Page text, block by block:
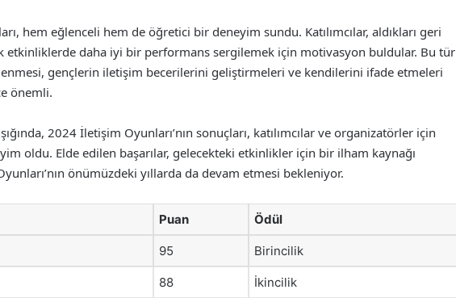
hem eğlenceli hem de öğretici bir deneyim sundu. Katılımcılar, aldıkları geri
etkinliklerde daha iyi bir performans sergilemek için motivasyon buldular. Bu tür
gençlerin iletişim becerilerini geliştirmeleri ve kendilerini ifade etmeleri
önemli.
2024 İletişim Oyunları’nın sonuçları, katılımcılar ve organizatörler için
oldu. Elde edilen başarılar, gelecekteki etkinlikler için bir ilham kaynağı
önümüzdeki yıllarda da devam etmesi bekleniyor.
Puan Ödül
95 Birincilik
88 İkincilik